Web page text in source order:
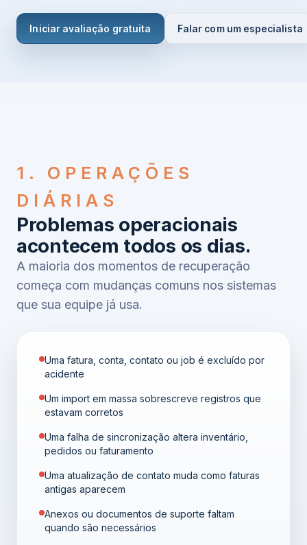
Iniciar avaliação gratuita Falar com um especialista
1. OPERAÇÕES
DIÁRIAS
Problemas operacionais
acontecem todos os dias.
A maioria dos momentos de recuperação
começa com mudanças comuns nos sistemas
que sua equipe já usa.
Uma fatura, conta, contato ou job é excluído por
acidente
Um import em massa sobrescreve registros que
estavam corretos
Uma falha de sincronização altera inventário,
pedidos ou faturamento
Uma atualização de contato muda como faturas
antigas aparecem
Anexos ou documentos de suporte faltam
quando são necessários